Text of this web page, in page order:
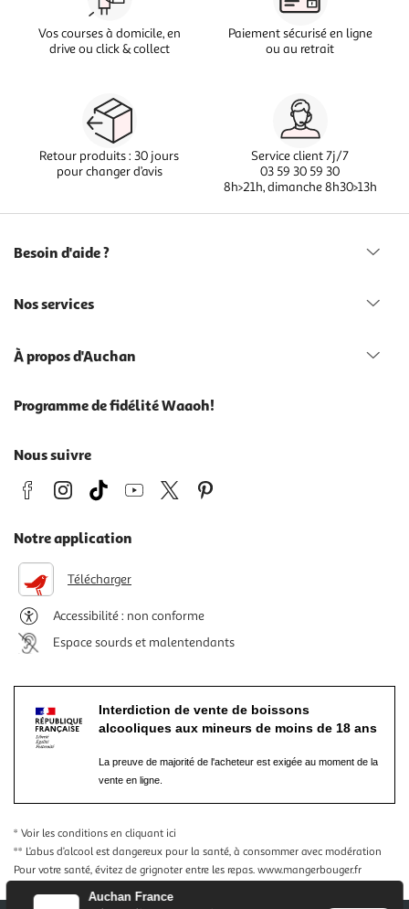
Auchan France
Vos courses à domicile, en
drive ou click & collect
Paiement sécurisé en ligne
ou au retrait
Retour produits : 30 jours
pour changer d’avis
Service client 7j/7
03 59 30 59 30
8h>21h, dimanche 8h30>13h
Besoin d'aide ?
Nos services
À propos d'Auchan
Programme de fidélité Waaoh!
Nous suivre
Notre application
Télécharger
Accessibilité : non conforme
Espace sourds et malentendants
Interdiction de vente de boissons
alcooliques aux mineurs de moins de 18 ans
La preuve de majorité de l'acheteur est exigée au moment de la
vente en ligne.
* Voir les conditions en cliquant ici
** L’abus d’alcool est dangereux pour la santé, à consommer avec modération
Pour votre santé, évitez de grignoter entre les repas. www.mangerbouger.fr